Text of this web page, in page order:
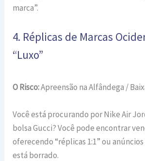
marca”.
4. Réplicas de Marcas
“Luxo”
O Risco:Apreensão na Alfândega /
Você está procurando por Nike Air
bolsa Gucci? Você pode encontrar
oferecendo “réplicas 1:1” ou
está borrado.